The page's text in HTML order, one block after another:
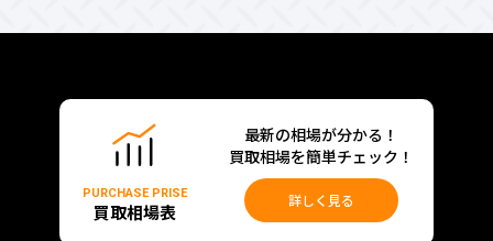
PURCHASE PRISE
買取相場表
最新の相場が分かる！
買取相場を簡単チェック！
詳しく見る